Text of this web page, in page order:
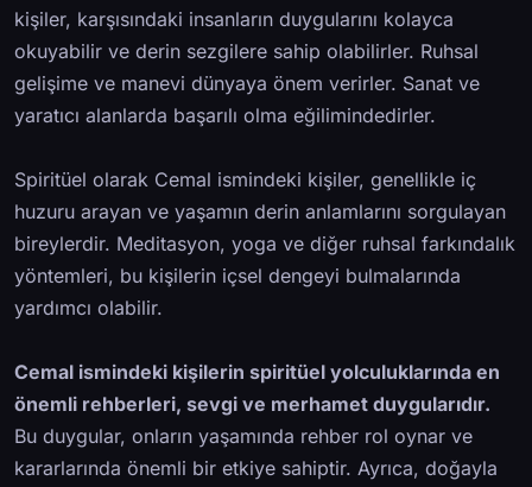
kişiler, karşısındaki insanların duygularını kolayca
okuyabilir ve derin sezgilere sahip olabilirler. Ruhsal
gelişime ve manevi dünyaya önem verirler. Sanat ve
yaratıcı alanlarda başarılı olma eğilimindedirler.
Spiritüel olarak Cemal ismindeki kişiler, genellikle iç
huzuru arayan ve yaşamın derin anlamlarını sorgulayan
bireylerdir. Meditasyon, yoga ve diğer ruhsal farkındalık
yöntemleri, bu kişilerin içsel dengeyi bulmalarında
yardımcı olabilir.
Cemal ismindeki kişilerin spiritüel yolculuklarında en
önemli rehberleri, sevgi ve merhamet duygularıdır.
Bu duygular, onların yaşamında rehber rol oynar ve
kararlarında önemli bir etkiye sahiptir. Ayrıca, doğayla